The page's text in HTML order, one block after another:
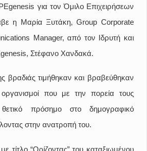
για τον Όμιλο Επιχειρήσεων
η Μαρία Ξυτάκη, Group Corporate
Manager, από τον Ιδρυτή και
Στέφανο Χανδακά.
βραδιάς τιμήθηκαν και βραβεύθηκαν
που με την πορεία τους
πρόσημο στο δημογραφικό
στην ανατροπή του.